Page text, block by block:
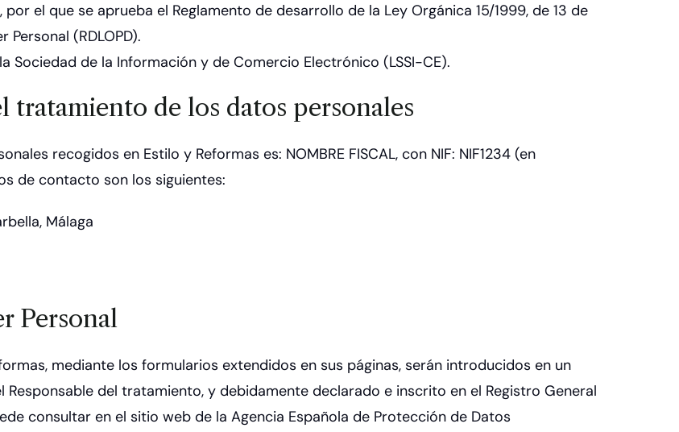
el que se aprueba el Reglamento de desarrollo de la Ley Orgánica 15/1999, de 13 de
(RDLOPD).
Sociedad de la Información y de Comercio Electrónico (LSSI-CE).
tratamiento de los datos personales
recogidos en Estilo y Reformas es: NOMBRE FISCAL, con NIF: NIF1234 (en
de contacto son los siguientes:
Málaga
Personal
mediante los formularios extendidos en sus páginas, serán introducidos en un
del tratamiento, y debidamente declarado e inscrito en el Registro General
consultar en el sitio web de la Agencia Española de Protección de Datos